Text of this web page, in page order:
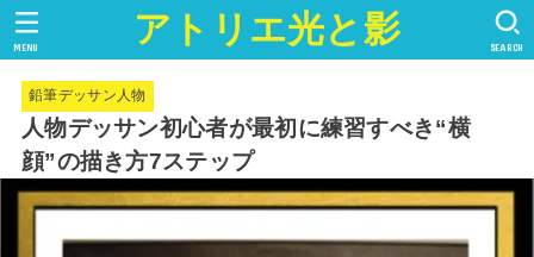
アトリエ光と影 SEARCH
MENU
鉛筆デッサン人物
人物デッサン初心者が最初に練習すべき“横
顔”の描き方7ステップ